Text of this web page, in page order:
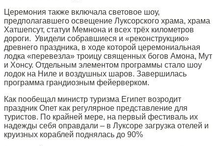
Церемония также включала световое шоу,
предполагавшего освещение Луксорского храма, храма
Хатшепсут, статуи Мемнона и всех трёх километров
дороги. Увидели собравшиеся и «реконструкцию»
древнего праздника, в ходе которой церемониальная
лодка «перевезла» троицу священных богов Амона, Мут
и Хонсу. Отдельным элементом программы стало шоу
лодок на Ниле и воздушных шаров. Завершилась
программа грандиозным фейерверком.
Как пообещал министр туризма Египет возродит
праздник Опет как регулярное представление для
туристов. По крайней мере, на первый фестиваль их
надежды себя оправдали – в Луксоре загрузка отелей и
круизных кораблей поднялась до 90%